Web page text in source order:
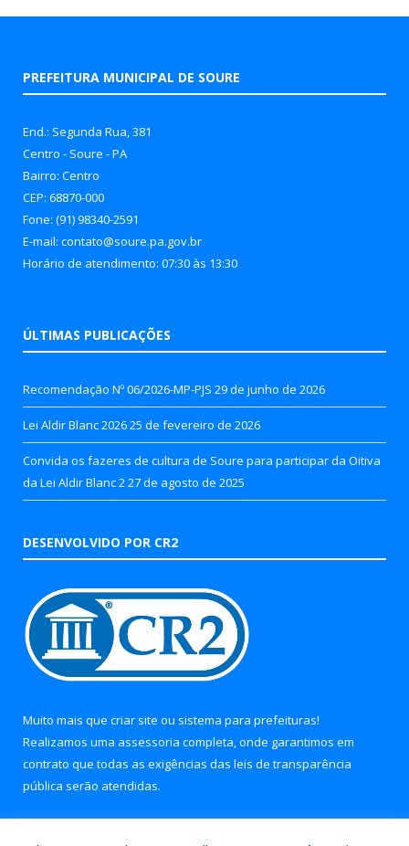
PREFEITURA MUNICIPAL DE SOURE
End.: Segunda Rua, 381
Centro - Soure - PA
Bairro: Centro
CEP: 68870-000
Fone: (91) 98340-2591
E-mail: contato@soure.pa.gov.br
Horário de atendimento: 07:30 às 13:30
ÚLTIMAS PUBLICAÇÕES
Recomendação Nº 06/2026-MP-PJS 29 de junho de 2026
Lei Aldir Blanc 202625 de fevereiro de 2026
Convida os fazeres de cultura de Soure para participar da Oitiva
da Lei Aldir Blanc 2 27 de agosto de 2025
DESENVOLVIDO POR CR2
Muito mais que criar site ou sistema para prefeituras!
Realizamos uma assessoria completa, onde garantimos em
contrato que todas as exigências das leis de transparência
pública serão atendidas.